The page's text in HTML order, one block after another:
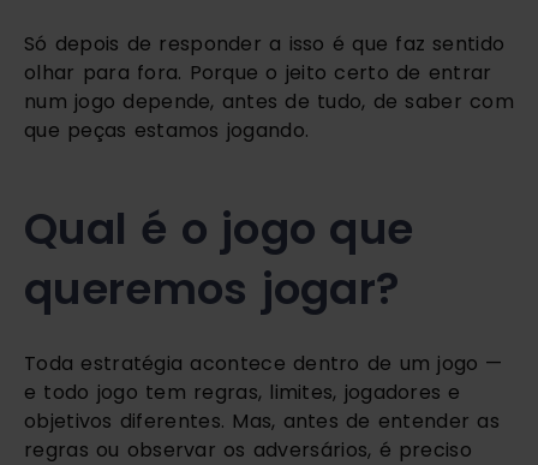
Só depois de responder a isso é que faz sentido
olhar para fora. Porque o jeito certo de entrar
num jogo depende, antes de tudo, de saber com
que peças estamos jogando.
Qual é o jogo que
queremos jogar?
Toda estratégia acontece dentro de um jogo —
e todo jogo tem regras, limites, jogadores e
objetivos diferentes. Mas, antes de entender as
regras ou observar os adversários, é preciso